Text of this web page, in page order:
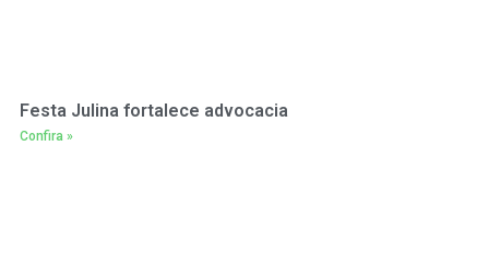
Festa Julina fortalece advocacia
Confira »